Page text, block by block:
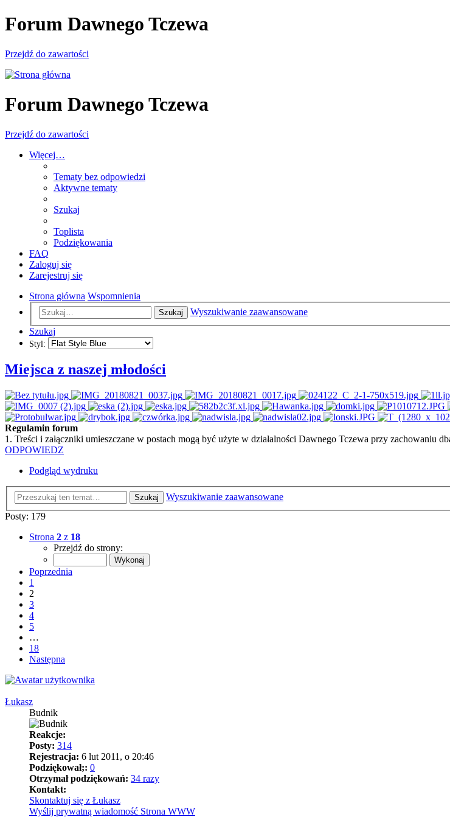
Forum Dawnego Tczewa
Przejdź do zawartości
Forum Dawnego Tczewa
Przejdź do zawartości
Więcej…
Tematy bez odpowiedzi
Aktywne tematy
Szukaj
Toplista
Podziękowania
FAQ
Zaloguj się
Zarejestruj się
Strona główna Wspomnienia
Szukaj
Wyszukiwanie zaawansowane
Szukaj
Styl:
Miejsca z naszej młodości
Regulamin forum
1. Treści i załączniki umieszczane w postach mogą być użyte w działalności Dawnego Tczewa przy zachowaniu
ODPOWIEDZ
Podgląd wydruku
Szukaj
Wyszukiwanie zaawansowane
Posty: 179
Strona 2 z 18
Przejdź do strony:
Poprzednia
1
2
3
4
5
…
18
Następna
Łukasz
Budnik
Reakcje:
Posty: 314
Rejestracja: 6 lut 2011, o 20:46
Podziękował;: 0
Otrzymał podziękowań: 34 razy
Kontakt:
Skontaktuj się z Łukasz
Wyślij prywatną wiadomość Strona WWW